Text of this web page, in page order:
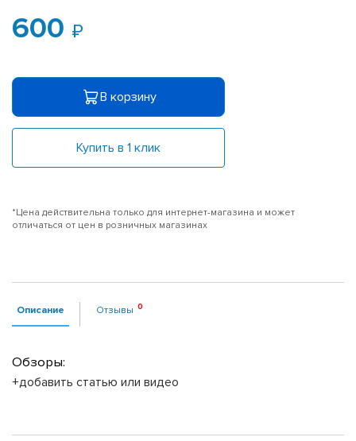
600
В корзину
Купить в 1 клик
*Цена действительна только для интернет-магазина и может
отличаться от цен в розничных магазинах
Описание Отзывы
Обзоры:
+добавить статью или видео